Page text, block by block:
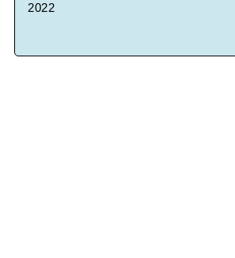
2022